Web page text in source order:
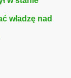
władzę nad